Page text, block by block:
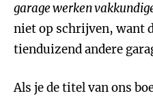
garage werken
niet op schrijven, want
tienduizend andere
Als je de titel van ons